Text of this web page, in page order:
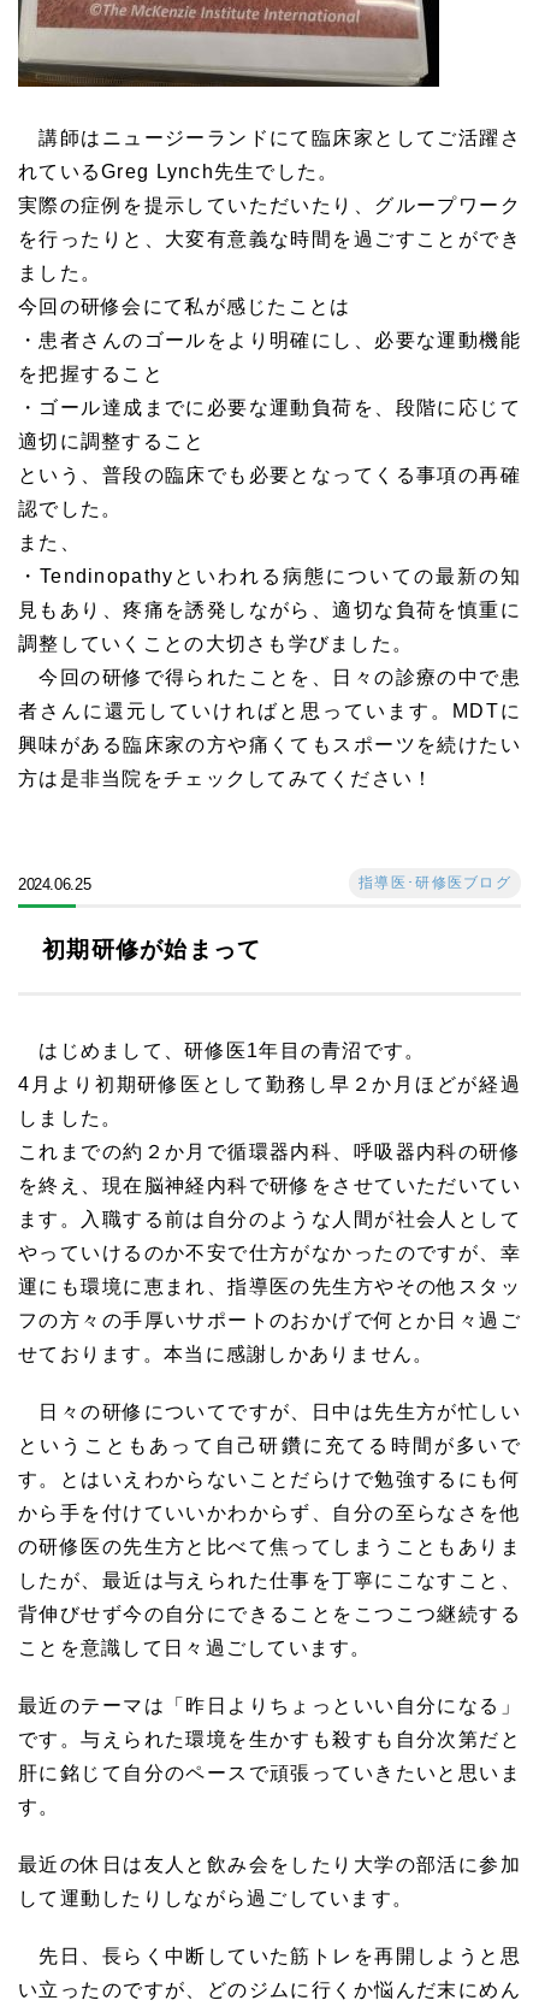
講師はニュージーランドにて臨床家としてご活躍さ
れているGreg Lynch先生でした。
実際の症例を提示していただいたり、グループワーク
を行ったりと、大変有意義な時間を過ごすことができ
ました。
今回の研修会にて私が感じたことは
・患者さんのゴールをより明確にし、必要な運動機能
を把握すること
・ゴール達成までに必要な運動負荷を、段階に応じて
適切に調整すること
という、普段の臨床でも必要となってくる事項の再確
認でした。
また、
・Tendinopathyといわれる病態についての最新の知
見もあり、疼痛を誘発しながら、適切な負荷を慎重に
調整していくことの大切さも学びました。
今回の研修で得られたことを、日々の診療の中で患
者さんに還元していければと思っています。MDTに
興味がある臨床家の方や痛くてもスポーツを続けたい
方は是非当院をチェックしてみてください！
2024.06.25 指導医･研修医ブログ
初期研修が始まって
はじめまして、研修医1年目の青沼です。
4 月より初期研修医として勤務し早２か月ほどが経過
しました。
これまでの約２か月で循環器内科、呼吸器内科の研修
を終え、現在脳神経内科で研修をさせていただいてい
ます。入職する前は自分のような人間が社会人として
やっていけるのか不安で仕方がなかったのですが、幸
運にも環境に恵まれ、指導医の先生方やその他スタッ
フの方々の手厚いサポートのおかげで何とか日々過ご
せております。本当に感謝しかありません。
日々の研修についてですが、日中は先生方が忙しい
ということもあって自己研鑽に充てる時間が多いで
す。とはいえわからないことだらけで勉強するにも何
から手を付けていいかわからず、自分の至らなさを他
の研修医の先生方と比べて焦ってしまうこともありま
したが、最近は与えられた仕事を丁寧にこなすこと、
背伸びせず今の自分にできることをこつこつ継続する
ことを意識して日々過ごしています。
最近のテーマは「昨日よりちょっといい自分になる」
です。与えられた環境を生かすも殺すも自分次第だと
肝に銘じて自分のペースで頑張っていきたいと思いま
す。
最近の休日は友人と飲み会をしたり大学の部活に参加
して運動したりしながら過ごしています。
先日、長らく中断していた筋トレを再開しようと思
い立ったのですが、どのジムに行くか悩んだ末にめん